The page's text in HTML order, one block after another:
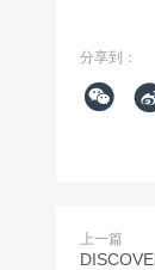
分享到：

上一篇